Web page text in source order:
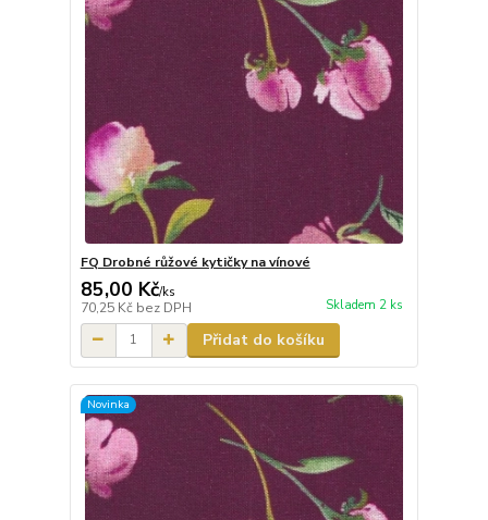
FQ Drobné růžové kytičky na vínové
85,00 Kč/ks
70,25 Kč bez DPH Skladem 2 ks
Přidat do košíku
Novinka